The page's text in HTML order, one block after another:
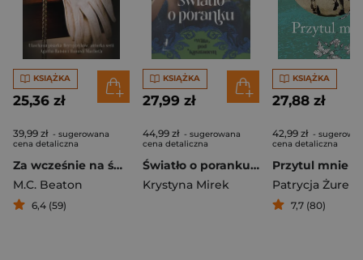
KSIĄŻKA
25,36 zł
39,99 zł - sugerowana
cena detaliczna
Za wcześnie na śmierć
M.C. Beaton
6,4 (59)
KSIĄŻKA
27,99 zł
44,99 zł - sugerowana
cena detaliczna
Światło o poranku. Wiila pod kasztanem. Tom 2
Krystyna Mirek
KSIĄŻKA
27,88 zł
42,99 zł -
cena detaliczna
Przytul mnie
Patrycja Żurek
7,7 (80)